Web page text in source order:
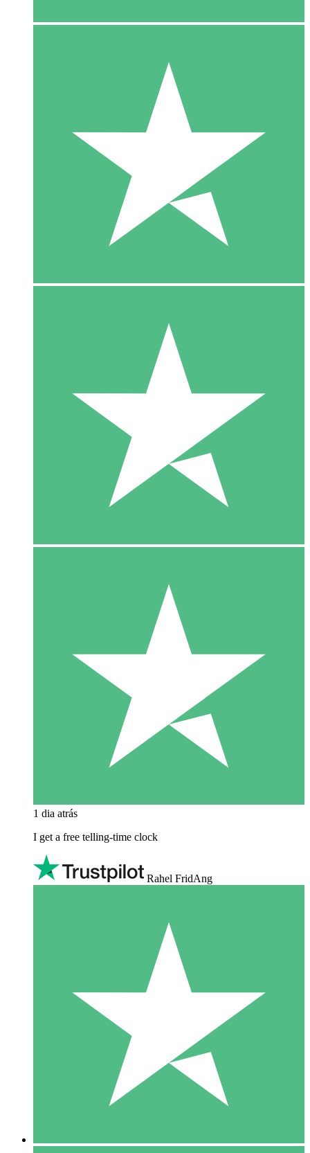
1 dia atrás
I get a free telling-time clock
Rahel FridAng